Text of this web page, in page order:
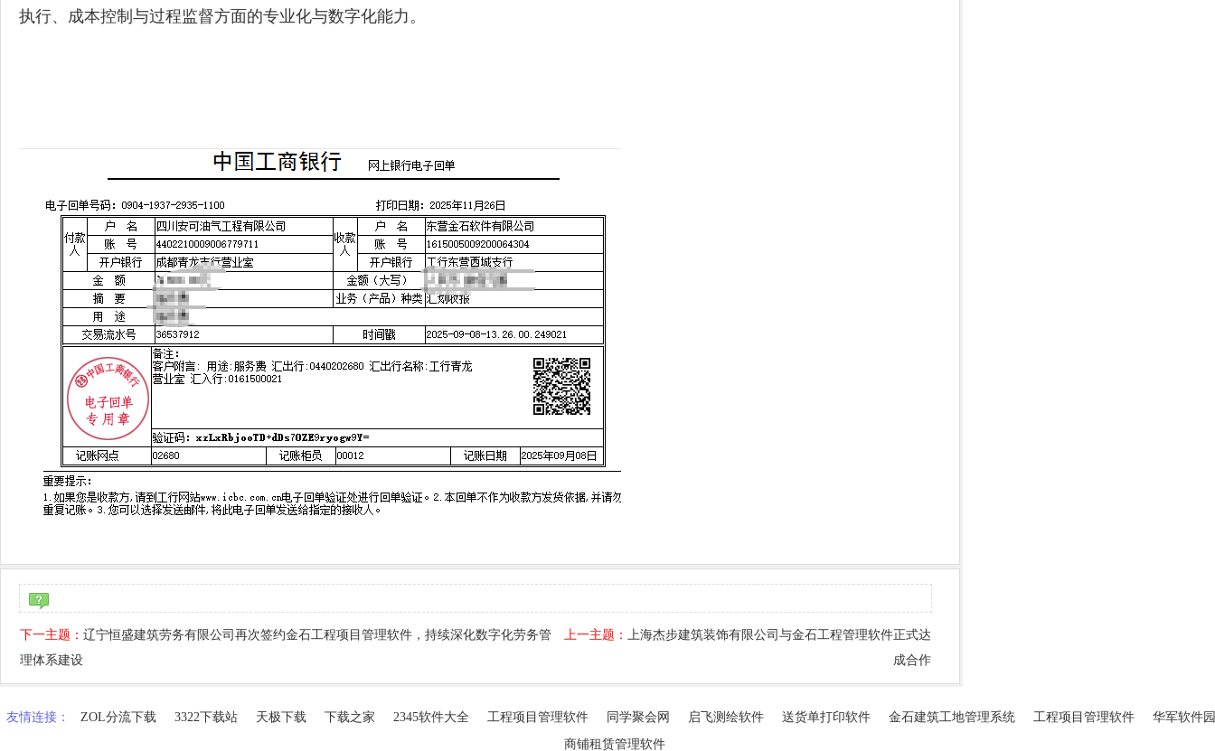
执行、成本控制与过程监督方面的专业化与数字化能力。
下一主题： 辽宁恒盛建筑劳务有限公司再次签约金石工程项目管理软件，持续深化数字化劳务管
理体系建设
上一主题： 上海杰步建筑装饰有限公司与金石工程管理软件正式达
成合作
友情连接： ZOL分流下载 3322下载站 天极下载 下载之家 2345软件大全 工程项目管理软件 同学聚会网 启飞测绘软件 送货单打印软件 金石建筑工地管理系统 工程项目管理软件
华军软件园
商铺租赁管理软件